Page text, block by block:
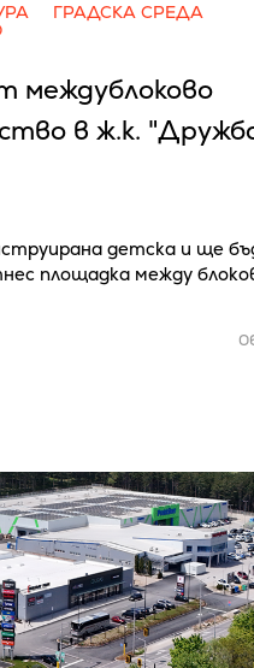
ГРАДСКА СРЕДА
междублоково
в ж.к.
детска и ще
площадка между